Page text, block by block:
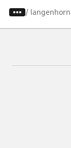
/ langenhorn